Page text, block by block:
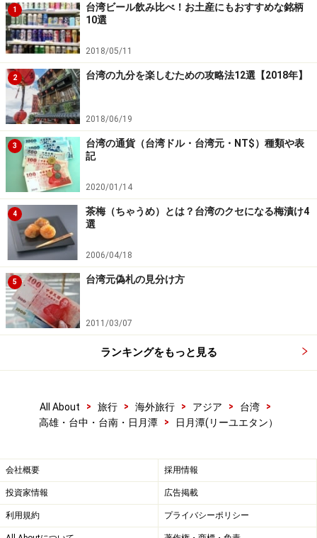
990元のパスには九族文化村の入場券も入っている
台湾観光局が作っていた日月潭旅行パスポートはなくな
りましたが、有料でとてもお得なパスが南投客運から発
売されました（2014年8月現在）。
『日月潭水陸空好行套票360元』は360台湾元の販売価格
で606台湾元分のパスが入っており、さらに自転車の優
待やお土産の優待券も入っていてお得。他にも自転車の
レンタル券が付いているものなど、用途に合わせて5タ
イプ用意。購入は7－11や指定のバス停で。
詳しいご案内は＞＞＞
み）
日月潭は今、サイクリングがアツい！
1
台湾ビール飲み比べ！お土産にもおすすめな銘柄
10選
2018/05/11
2 台湾の九分を楽しむための攻略法12選【2018年】
2018/06/19
3
台湾の通貨（台湾ドル・台湾元・NT$）種類や表
記
2020/01/14
4
茶梅（ちゃうめ）とは？台湾のクセになる梅漬け4
選
2006/04/18
5 台湾元偽札の見分け方
2011/03/07
ランキングをもっと見る
All About > 旅行 > 海外旅行 > アジア > 台湾
>
高雄・台中・台南・日月潭
> 日月潭(リーユエタン）
会社概要 採用情報
投資家情報 広告掲載
利用規約 プライバシーポリシー